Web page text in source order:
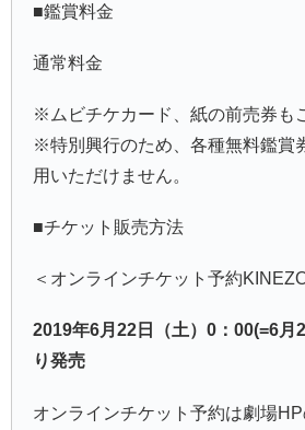
■鑑賞料金
通常料金
※ムビチケカード、紙の前売券も
※特別興行のため、各種無料鑑賞
用いただけません。
■チケット販売方法
＜オンラインチケット予約
2019年6月22日（土）0：00(=6月
り発売
オンラインチケット予約は劇場